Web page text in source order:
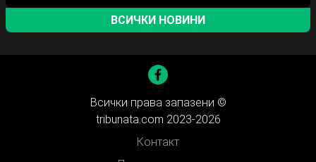
ВСИЧКИ НОВИНИ
Всички права запазени ©
tribunata.com 2023-2026
Контакт